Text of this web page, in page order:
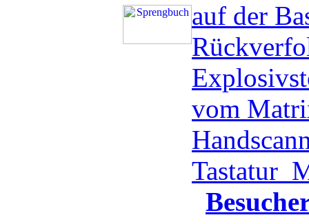
auf der
vom
Tastatur